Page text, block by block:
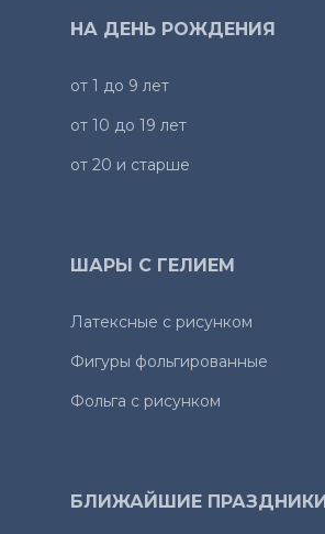
НА ДЕНЬ РОЖДЕНИЯ
от 1 до 9 лет
от 10 до 19 лет
от 20 и старше
ШАРЫ С ГЕЛИЕМ
Латексные с рисунком
Фигуры фольгированные
Фольга с рисунком
БЛИЖАЙШИЕ ПРАЗДНИКИ